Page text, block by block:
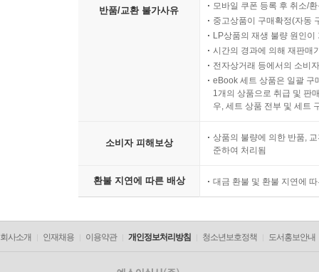
반품/교환 불가사유
모바일 쿠폰 등록 후 취소/
중고상품이 구매확정(자동
LP상품의 재생 불량 원인
시간의 경과에 의해 재판매
전자상거래 등에서의 소비
eBook 세트 상품은 일괄 구
1개의 상품으로 취급 및 판
우, 세트 상품 전부 및 세트
소비자 피해보상
상품의 불량에 의한 반품,
준하여 처리됨
환불 지연에 따른 배상 대금 환불 및 환불 지연에
회사소개 인재채용 이용약관 개인정보처리방침 청소년보호정책 도서홍보안내